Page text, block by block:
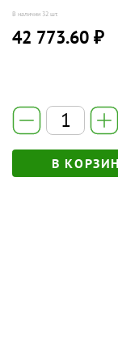
В наличии 32 шт.
42 773.60 ₽
В